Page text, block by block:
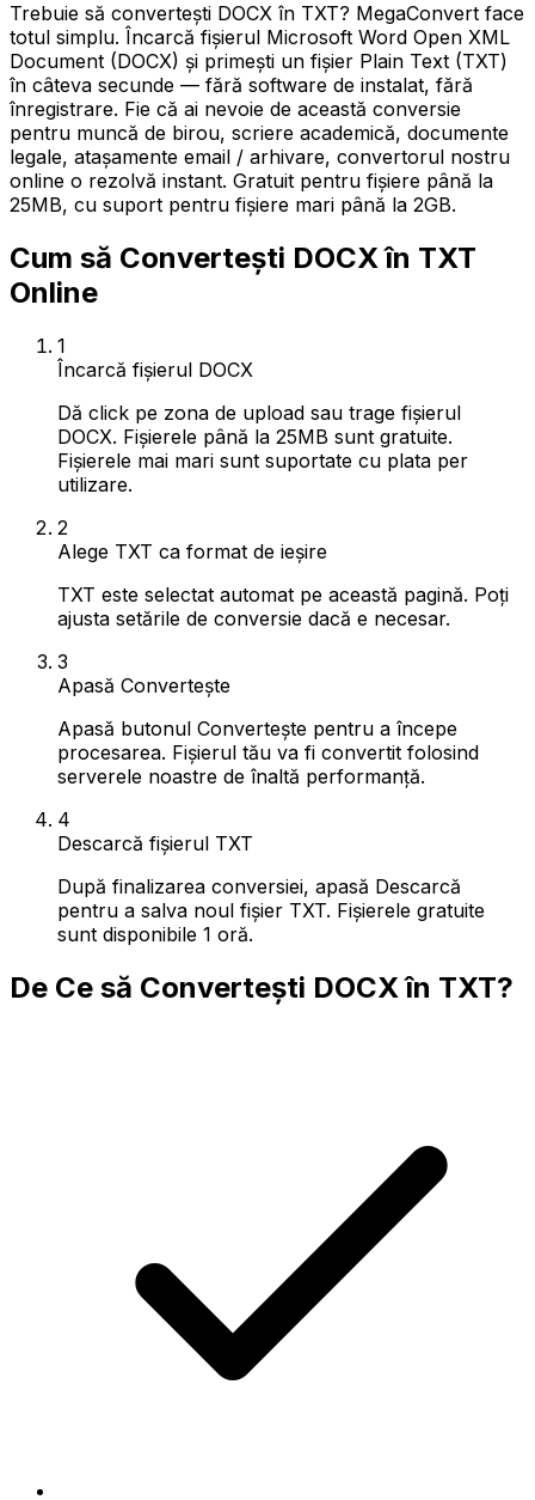
Trebuie să convertești DOCX în TXT? MegaConvert face
totul simplu. Încarcă fișierul Microsoft Word Open XML
Document (DOCX) și primești un fișier Plain Text (TXT)
în câteva secunde — fără software de instalat, fără
înregistrare. Fie că ai nevoie de această conversie
pentru muncă de birou, scriere academică, documente
legale, atașamente email / arhivare, convertorul nostru
online o rezolvă instant. Gratuit pentru fișiere până la
25MB, cu suport pentru fișiere mari până la 2GB.
Cum să Convertești DOCX în TXT
Online
1
Încarcă fișierul DOCX
Dă click pe zona de upload sau trage fișierul
DOCX. Fișierele până la 25MB sunt gratuite.
Fișierele mai mari sunt suportate cu plata per
utilizare.
2
Alege TXT ca format de ieșire
TXT este selectat automat pe această pagină. Poți
ajusta setările de conversie dacă e necesar.
3
Apasă Convertește
Apasă butonul Convertește pentru a începe
procesarea. Fișierul tău va fi convertit folosind
serverele noastre de înaltă performanță.
4
Descarcă fișierul TXT
După finalizarea conversiei, apasă Descarcă
pentru a salva noul fișier TXT. Fișierele gratuite
sunt disponibile 1 oră.
De Ce să Convertești DOCX în TXT?